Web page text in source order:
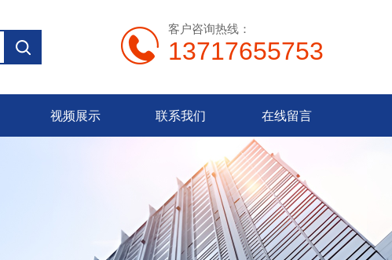
客户咨询热线：
13717655753
视频展示 联系我们 在线留言